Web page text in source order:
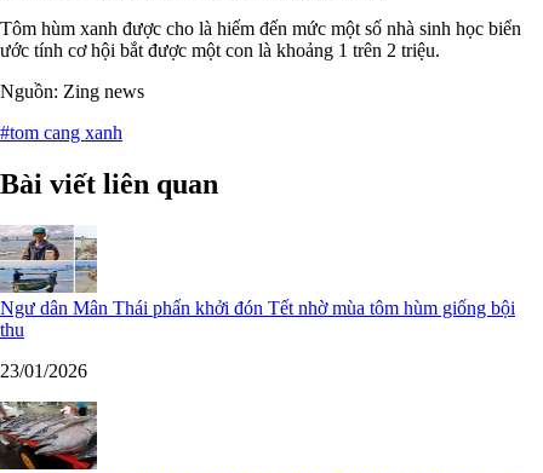
Tôm hùm xanh được cho là hiếm đến mức một số nhà sinh học biển
ước tính cơ hội bắt được một con là khoảng 1 trên 2 triệu.
Nguồn: Zing news
#tom cang xanh
Bài viết liên quan
Ngư dân Mân Thái phấn khởi đón Tết nhờ mùa tôm hùm giống bội
thu
23/01/2026